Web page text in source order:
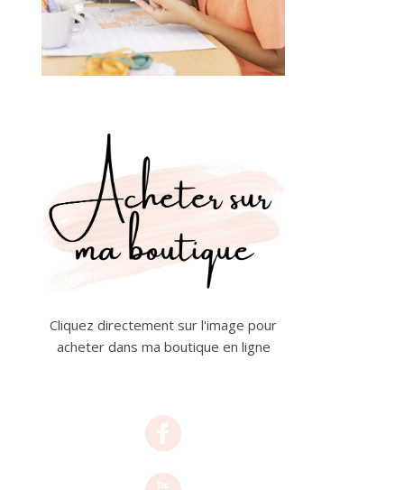
Cliquez directement sur l'image pour
acheter dans ma boutique en ligne